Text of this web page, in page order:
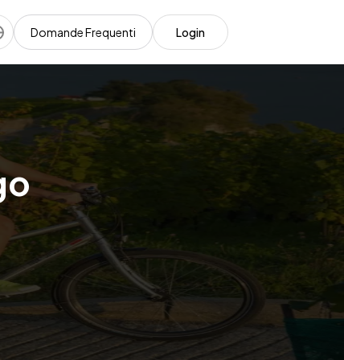
Domande Frequenti Login